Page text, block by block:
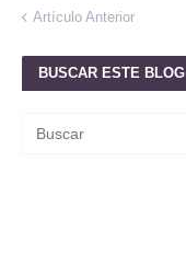
Artículo Anterior
BUSCAR ESTE BLOG